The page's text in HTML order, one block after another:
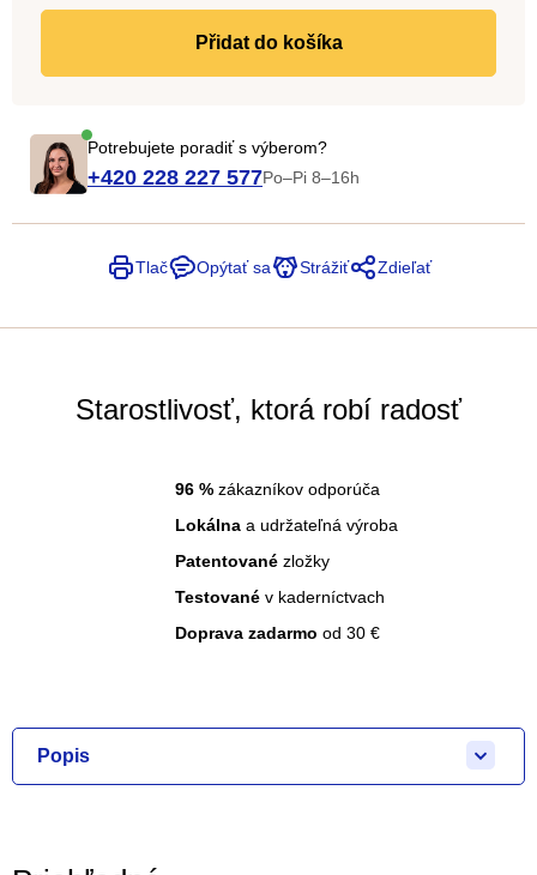
cena:
do košíka
Potrebujete poradiť s výberom?
+420 228 227 577Po–Pi 8–16h
Tlač Opýtať sa Strážiť Zdieľať
Starostlivosť, ktorá robí radosť
96 % zákazníkov odporúča
Lokálna a udržateľná výroba
Patentované zložky
Testované v kaderníctvach
Doprava zadarmo od 30 €
Popis